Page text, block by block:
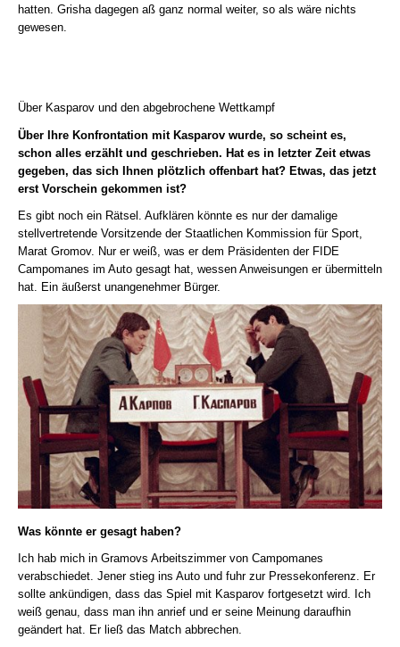
hatten. Grisha dagegen aß ganz normal weiter, so als wäre nichts
gewesen.
Über Kasparov und den abgebrochene Wettkampf
Über Ihre Konfrontation mit Kasparov wurde, so scheint es,
schon alles erzählt und geschrieben. Hat es in letzter Zeit etwas
gegeben, das sich Ihnen plötzlich offenbart hat? Etwas, das jetzt
erst Vorschein gekommen ist?
Es gibt noch ein Rätsel. Aufklären könnte es nur der damalige
stellvertretende Vorsitzende der Staatlichen Kommission für Sport,
Marat Gromov. Nur er weiß, was er dem Präsidenten der FIDE
Campomanes im Auto gesagt hat, wessen Anweisungen er übermitteln
hat. Ein äußerst unangenehmer Bürger.
Was könnte er gesagt haben?
Ich hab mich in Gramovs Arbeitszimmer von Campomanes
verabschiedet. Jener stieg ins Auto und fuhr zur Pressekonferenz. Er
sollte ankündigen, dass das Spiel mit Kasparov fortgesetzt wird. Ich
weiß genau, dass man ihn anrief und er seine Meinung daraufhin
geändert hat. Er ließ das Match abbrechen.